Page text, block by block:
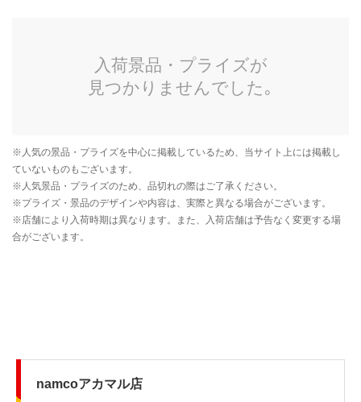
namcoアカマル店